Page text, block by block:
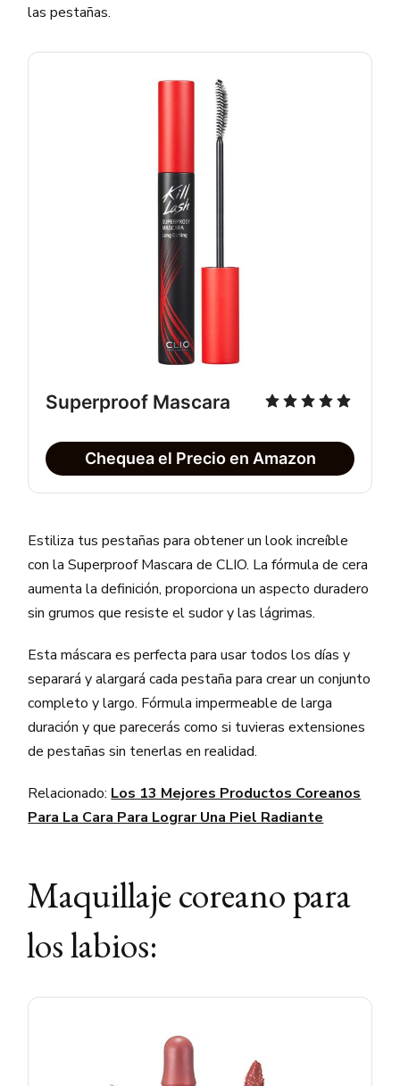
las pestañas.
Superproof Mascara
Chequea el Precio en Amazon
Estiliza tus pestañas para obtener un look increíble
con la Superproof Mascara de CLIO. La fórmula de cera
aumenta la definición, proporciona un aspecto duradero
sin grumos que resiste el sudor y las lágrimas.
Esta máscara es perfecta para usar todos los días y
separará y alargará cada pestaña para crear un conjunto
completo y largo. Fórmula impermeable de larga
duración y que parecerás como si tuvieras extensiones
de pestañas sin tenerlas en realidad.
Relacionado:Los 13 Mejores Productos Coreanos
Para La Cara Para Lograr Una Piel Radiante
Maquillaje coreano para
los labios: